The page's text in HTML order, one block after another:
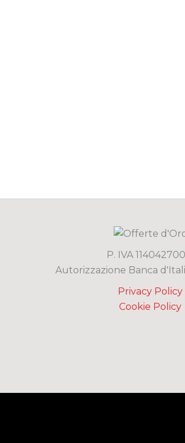
P. IVA
Autorizzazione Banca
Privacy Policy
Cookie Policy